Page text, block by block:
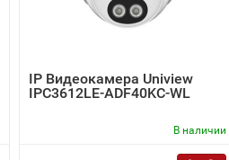
IP Видеокамера Uniview
IPC3612LE-ADF40KC-WL
В наличии